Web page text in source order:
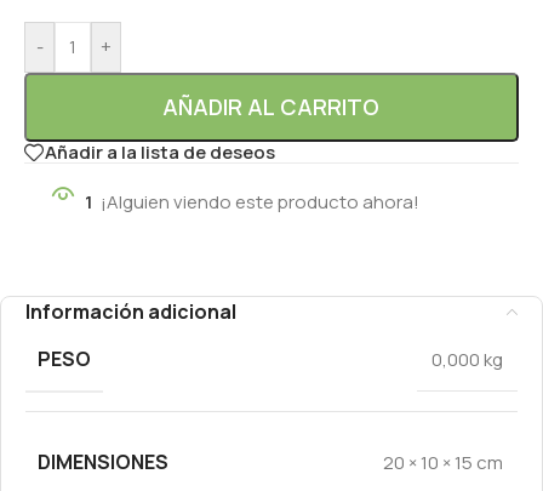
- +
AÑADIR AL CARRITO
Añadir a la lista de deseos
1 ¡Alguien viendo este producto ahora!
Información adicional
PESO
0,000 kg
DIMENSIONES 20 × 10 × 15 cm